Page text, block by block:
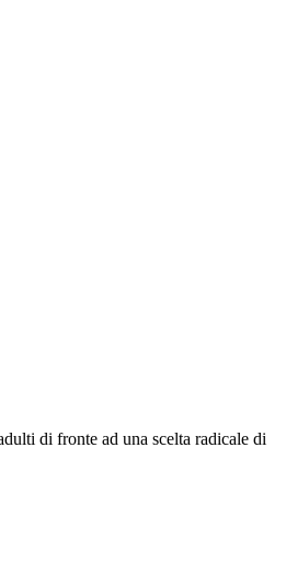
di fronte ad una scelta radicale di